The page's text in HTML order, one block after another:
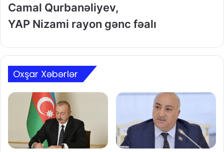
Camal Qurbanəliyev,
YAP Nizami rayon gənc fəalı
Oxşar Xəbərlər